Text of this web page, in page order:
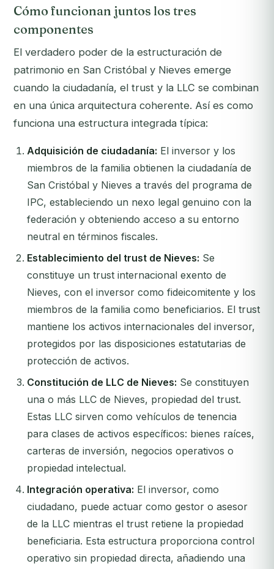
Cómo funcionan juntos los tres
componentes
El verdadero poder de la estructuración de
patrimonio en San Cristóbal y Nieves emerge
cuando la ciudadanía, el trust y la LLC se combinan
en una única arquitectura coherente. Así es como
funciona una estructura integrada típica:
Adquisición de ciudadanía: El inversor y los
miembros de la familia obtienen la ciudadanía de
San Cristóbal y Nieves a través del programa de
IPC, estableciendo un nexo legal genuino con la
federación y obteniendo acceso a su entorno
neutral en términos fiscales.
Establecimiento del trust de Nieves: Se
constituye un trust internacional exento de
Nieves, con el inversor como fideicomitente y los
miembros de la familia como beneficiarios. El trust
mantiene los activos internacionales del inversor,
protegidos por las disposiciones estatutarias de
protección de activos.
Constitución de LLC de Nieves: Se constituyen
una o más LLC de Nieves, propiedad del trust.
Estas LLC sirven como vehículos de tenencia
para clases de activos específicos: bienes raíces,
carteras de inversión, negocios operativos o
propiedad intelectual.
Integración operativa: El inversor, como
ciudadano, puede actuar como gestor o asesor
de la LLC mientras el trust retiene la propiedad
beneficiaria. Esta estructura proporciona control
operativo sin propiedad directa, añadiendo una